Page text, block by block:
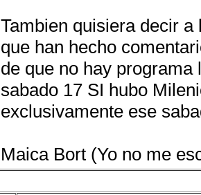
Tambien quisiera decir
que han hecho
de que no hay programa
sabado 17 SI hubo
exclusivamente ese
Maica Bort (Yo no me